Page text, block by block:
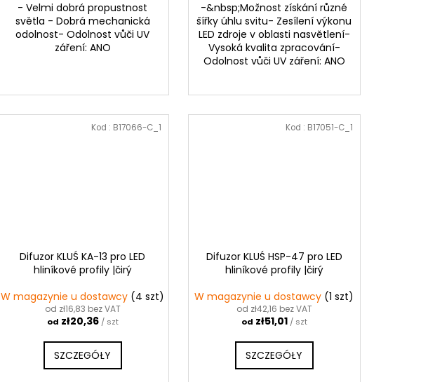
- Velmi dobrá propustnost
světla - Dobrá mechanická
odolnost- Odolnost vůči UV
záření: ANO
-&nbsp;Možnost získání různé
šířky úhlu svitu- Zesílení výkonu
LED zdroje v oblasti nasvětlení-
Vysoká kvalita zpracování-
Odolnost vůči UV záření: ANO
Difuzor KLUŚ KA-13 pro LED
hliníkové profily |čirý
W magazynie u dostawcy (4 szt)
od zł16,83 bez VAT
od zł20,36 / szt
SZCZEGÓŁY
Kod : B17066-C_1
Difuzor KLUŚ HSP-47 pro LED
hliníkové profily |čirý
W magazynie u dostawcy (1 szt)
od zł42,16 bez VAT
od zł51,01 / szt
SZCZEGÓŁY
Kod : B17051-C_1